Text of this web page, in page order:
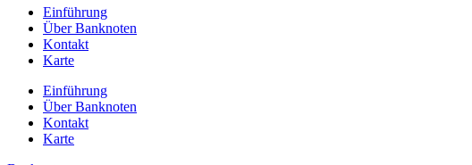
Einführung
Über Banknoten
Kontakt
Karte
Einführung
Über Banknoten
Kontakt
Karte